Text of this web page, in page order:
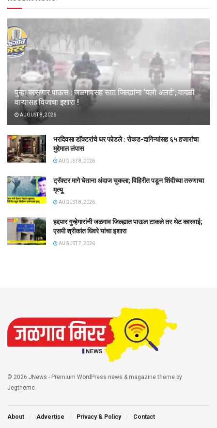
पुन्हा बरसणार पाऊस : जळगावसह सात जिल्ह्यांना ‘यलो अलर्ट’; वादळी
वाऱ्यासह विजांचा इशारा !
AUGUST 8, 2026
भरदिवसा डॉक्टरांचे घर फोडले : रोकड-दागिन्यांसह ६५ हजारांचा
मुद्देमाल लंपास
AUGUST 8, 2026
ट्रॅक्टर मागे घेताना अंदाज चुकला; विहिरीत पडून शिंदीच्या तरुणाचा
मृत्यू
AUGUST 8, 2026
हद्दपार गुन्हेगारांनी जळगाव जिल्ह्यात पाऊल टाकले तर थेट कारवाई;
एसपी श्रीकांत धिवरे यांचा इशारा
AUGUST 7, 2026
© 2026 JNews - Premium WordPress news & magazine theme by
Jegtheme
About Advertise Privacy & Policy Contact